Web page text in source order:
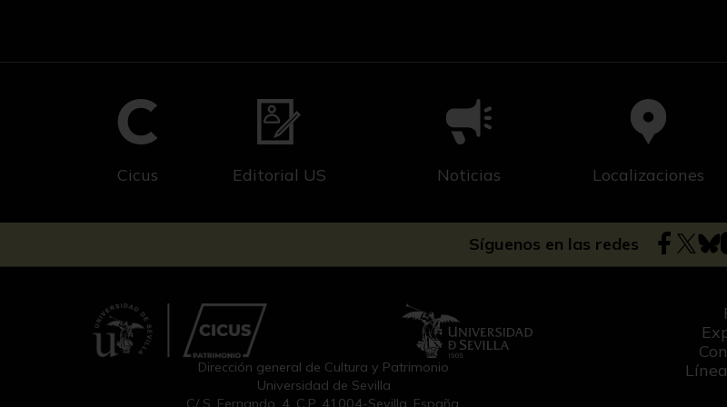
Cicus Editorial US Noticias Localizaciones
Síguenos en las redes
Dirección general de Cultura y Patrimonio
Universidad de Sevilla
C/ S. Fernando, 4, C.P. 41004-Sevilla, España.